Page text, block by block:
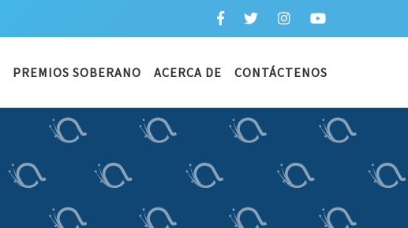
PREMIOS SOBERANO ACERCA DE CONTÁCTENOS